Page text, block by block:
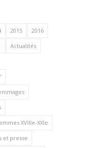
2015 2016
Actualités
XVIIIe-XXIe
et presse